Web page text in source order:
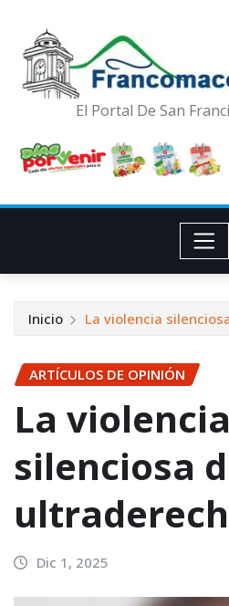
El Portal De San
Inicio La violencia
ARTÍCULOS DE OPINIÓN
La violencia
silenciosa
Dic 1, 2025